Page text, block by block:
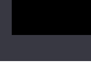
Тема оформлення